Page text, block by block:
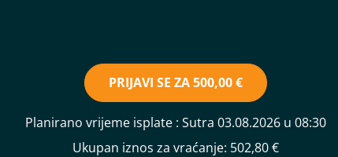
PRIJAVI SE ZA500,00 €
Planirano vrijeme isplate : Sutra 03.08.2026 u 08:30
Ukupan iznos za vraćanje: 502,80 €